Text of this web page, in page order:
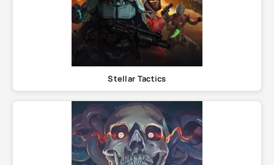
Stellar Tactics